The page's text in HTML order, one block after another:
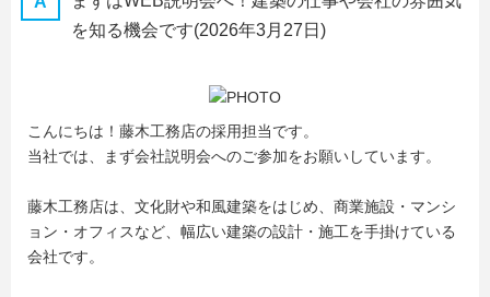
を知る機会です(2026年3月27日)
こんにちは！藤木工務店の採用担当です。
当社では、まず会社説明会へのご参加をお願いしています。
藤木工務店は、文化財や和風建築をはじめ、商業施設・マンシ
ョン・オフィスなど、幅広い建築の設計・施工を手掛けている
会社です。